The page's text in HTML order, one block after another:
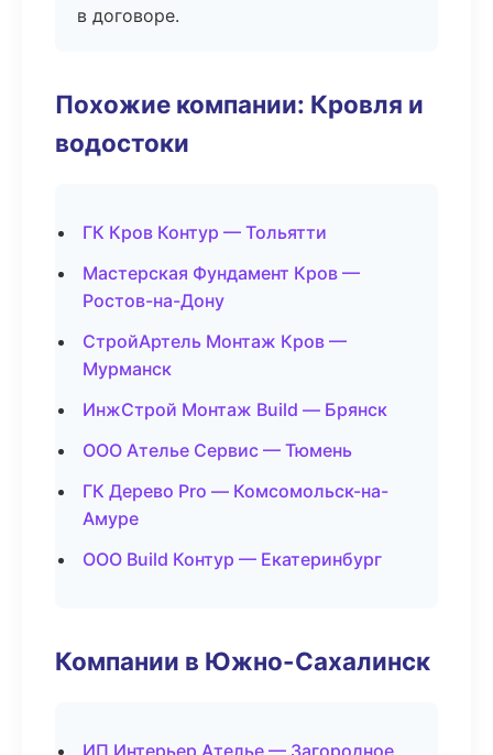
в договоре.
Похожие компании: Кровля и
водостоки
ГК Кров Контур — Тольятти
Мастерская Фундамент Кров —
Ростов-на-Дону
СтройАртель Монтаж Кров —
Мурманск
ИнжСтрой Монтаж Build — Брянск
ООО Ателье Сервис — Тюмень
ГК Дерево Pro — Комсомольск-на-
Амуре
ООО Build Контур — Екатеринбург
Компании в Южно-Сахалинск
ИП Интерьер Ателье — Загородное